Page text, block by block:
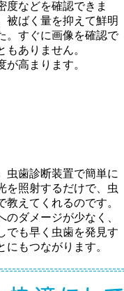
度などを確認できま
被ばく量を抑えて鮮明
。すぐに画像を確認で
ありません。
高まります。
虫歯診断装置で簡単に
を照射するだけで、虫
教えてくれるのです。
ダメージが少なく、
でも早く虫歯を発見す
もつながります。